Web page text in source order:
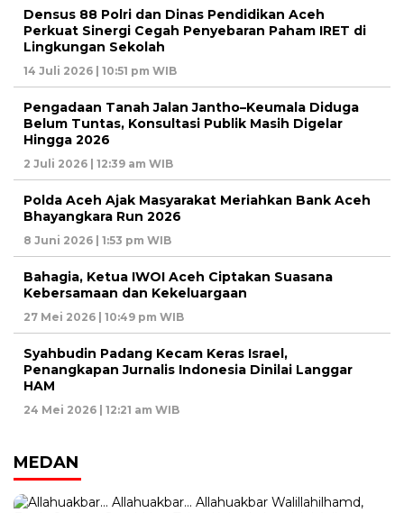
Densus 88 Polri dan Dinas Pendidikan Aceh
Perkuat Sinergi Cegah Penyebaran Paham IRET di
Lingkungan Sekolah
14 Juli 2026 | 10:51 pm WIB
Pengadaan Tanah Jalan Jantho–Keumala Diduga
Belum Tuntas, Konsultasi Publik Masih Digelar
Hingga 2026
2 Juli 2026 | 12:39 am WIB
Polda Aceh Ajak Masyarakat Meriahkan Bank Aceh
Bhayangkara Run 2026
8 Juni 2026 | 1:53 pm WIB
Bahagia, Ketua IWOI Aceh Ciptakan Suasana
Kebersamaan dan Kekeluargaan
27 Mei 2026 | 10:49 pm WIB
Syahbudin Padang Kecam Keras Israel,
Penangkapan Jurnalis Indonesia Dinilai Langgar
HAM
24 Mei 2026 | 12:21 am WIB
MEDAN